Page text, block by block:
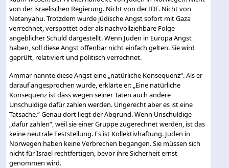
von der israelischen Regierung. Nicht von der IDF. Nicht von
Netanyahu. Trotzdem wurde jüdische Angst sofort mit Gaza
verrechnet, verspottet oder als nachvollziehbare Folge
angeblicher Schuld dargestellt. Wenn Juden in Europa Angst
haben, soll diese Angst offenbar nicht einfach gelten. Sie wird
geprüft, relativiert und politisch verrechnet.
Ammar nannte diese Angst eine „natürliche Konsequenz“. Als er
darauf angesprochen wurde, erklärte er: „Eine natürliche
Konsequenz ist dass wegen seiner Taten auch andere
Unschuldige dafür zahlen werden. Ungerecht aber es ist eine
Tatsache.“ Genau dort liegt der Abgrund. Wenn Unschuldige
„dafür zahlen“, weil sie einer Gruppe zugerechnet werden, ist das
keine neutrale Feststellung. Es ist Kollektivhaftung. Juden in
Norwegen haben keine Verbrechen begangen. Sie müssen sich
nicht für Israel rechtfertigen, bevor ihre Sicherheit ernst
genommen wird.